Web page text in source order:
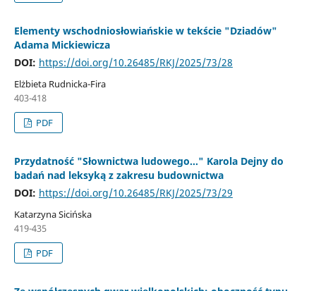
Elementy wschodniosłowiańskie w tekście "Dziadów"
Adama Mickiewicza
DOI: https://doi.org/10.26485/RKJ/2025/73/28
Elżbieta Rudnicka-Fira
403-418
PDF
Przydatność "Słownictwa ludowego…" Karola Dejny do
badań nad leksyką z zakresu budownictwa
DOI: https://doi.org/10.26485/RKJ/2025/73/29
Katarzyna Sicińska
419-435
PDF